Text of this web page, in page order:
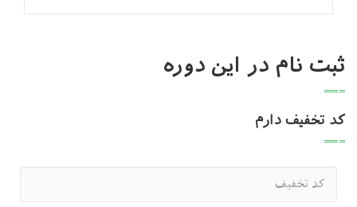
ثبت نام در این دوره
کد تخفیف دارم